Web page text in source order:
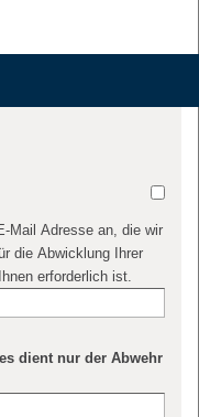
Mail Adresse an, die wir
die Abwicklung Ihrer
erforderlich ist.
dient nur der Abwehr